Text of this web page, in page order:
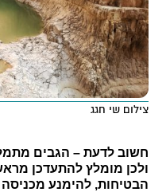
צילום שי חגג
חשוב לדעת – הגבים
ולכן מומלץ להתעדכן
הבטיחות, להימנע